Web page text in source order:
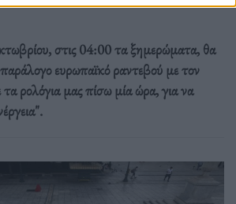
στις 04:00 τα ξημερώματα, θα
ευρωπαϊκό ραντεβού με τον
ρολόγια μας πίσω μία ώρα, για να